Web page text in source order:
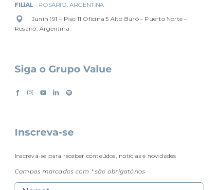
FILIAL– ROSÁRIO, ARGENTINA
Junín 191 – Piso 11 Oficina 5 Alto Buró – Puerto Norte –
Rosário, Argentina
Siga o Grupo Value
Inscreva-se
Inscreva-se para receber conteúdos, notícias e novidades
Campos marcados com * são obrigatórios